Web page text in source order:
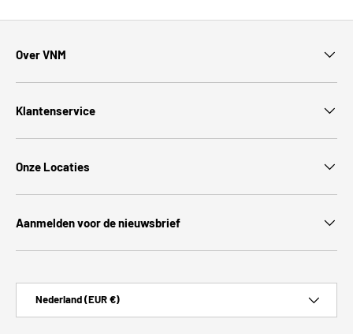
Over VNM
Klantenservice
Onze Locaties
Aanmelden voor de nieuwsbrief
Nederland (EUR €)